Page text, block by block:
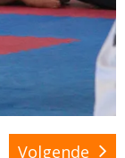
Volgende